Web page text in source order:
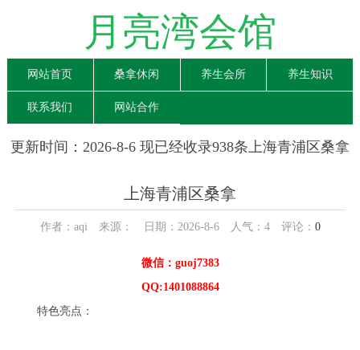
月亮湾会馆
网站首页 桑拿休闲 养生会所 养生知识
联系我们 网站合作
更新时间：2026-8-6 现已经收录938条上海青浦区桑拿
上海青浦区桑拿
作者：aqi 来源： 日期：2026-8-6 人气： 4评论： 0
微信：guoj7383
QQ:1401088864
特色亮点：